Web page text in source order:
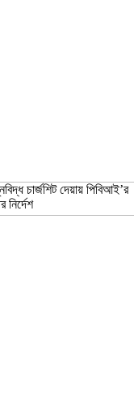
চার্জশিট দেয়ায় পিবিআই’র